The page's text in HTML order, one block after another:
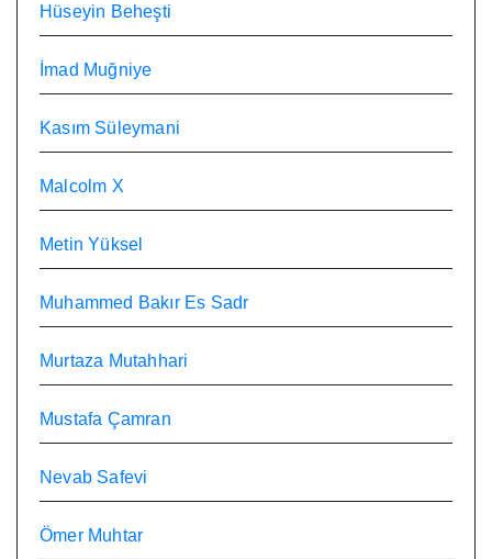
Hüseyin Beheşti
İmad Muğniye
Kasım Süleymani
Malcolm X
Metin Yüksel
Muhammed Bakır Es Sadr
Murtaza Mutahhari
Mustafa Çamran
Nevab Safevi
Ömer Muhtar